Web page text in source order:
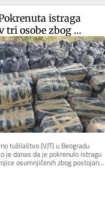
istraga
tri osobe zbog
85 kilograma droge
tužilaštvo (VJT) u Beogradu
je danas da je pokrenulo istragu
osumnjičenih zbog postojanja
da su...